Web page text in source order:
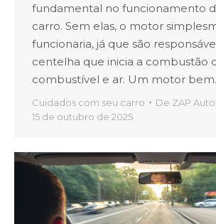
fundamental no funcionamento
carro. Sem elas, o motor
funcionaria, já que são
centelha que inicia a combustão
combustível e ar. Um motor
Cuidados com seu carro De ZAP
15 de outubro de 2025